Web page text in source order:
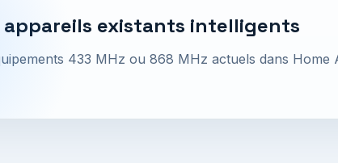
appareils existants intelligents
433 MHz ou 868 MHz actuels dans Home